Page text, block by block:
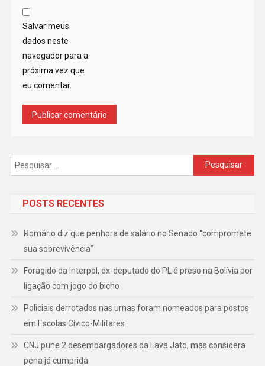
Salvar meus
dados neste
navegador para a
próxima vez que
eu comentar.
Pesquisar
por:
POSTS RECENTES
Romário diz que penhora de salário no Senado “compromete
sua sobrevivência”
Foragido da Interpol, ex-deputado do PL é preso na Bolívia por
ligação com jogo do bicho
Policiais derrotados nas urnas foram nomeados para postos
em Escolas Cívico-Militares
CNJ pune 2 desembargadores da Lava Jato, mas considera
pena já cumprida